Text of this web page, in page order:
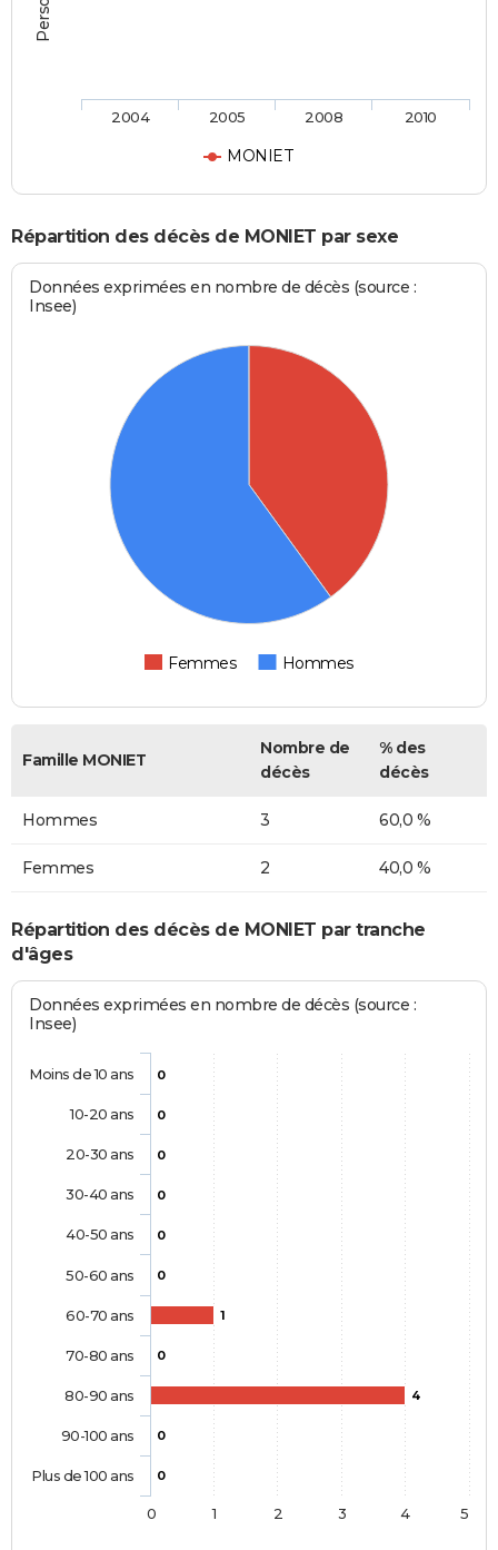
MONIET
2004 2005 2008 2010
Répartition des décès de MONIET par sexe
Données exprimées en nombre de décès (source :
Insee)
Femmes Hommes
Famille MONIET
Nombre de
décès
% des
décès
Hommes 3 60,0 %
Femmes 2 40,0 %
Répartition des décès de MONIET par tranche
d'âges
Données exprimées en nombre de décès (source :
Insee)
0
0
0
0
0
0
1
0
4
0
0
Moins de 10 ans
10-20 ans
20-30 ans
30-40 ans
40-50 ans
50-60 ans
60-70 ans
70-80 ans
80-90 ans
90-100 ans
Plus de 100 ans
0 1 2 3 4 5